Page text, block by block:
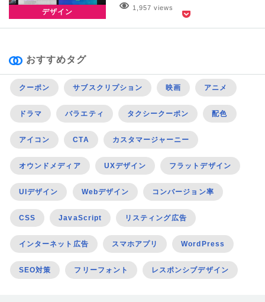
デザイン 1,957 views
おすすめタグ
クーポン サブスクリプション 映画 アニメ
ドラマ バラエティ タクシークーポン 配色
アイコン CTA カスタマージャーニー
オウンドメディア UXデザイン フラットデザイン
UIデザイン Webデザイン コンバージョン率
CSS JavaScript リスティング広告
インターネット広告 スマホアプリ WordPress
SEO対策 フリーフォント レスポンシブデザイン